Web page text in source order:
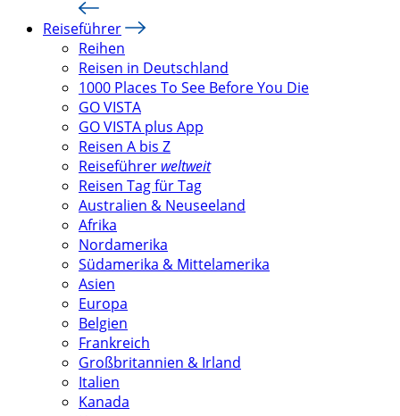
Reiseführer
Reihen
Reisen in Deutschland
1000 Places To See Before You Die
GO VISTA
GO VISTA plus App
Reisen A bis Z
Reiseführer weltweit
Reisen Tag für Tag
Australien & Neuseeland
Afrika
Nordamerika
Südamerika & Mittelamerika
Asien
Europa
Belgien
Frankreich
Großbritannien & Irland
Italien
Kanada